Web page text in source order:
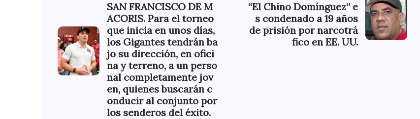
SAN FRANCISCO DE M
ACORIS. Para el torneo
que inicia en unos días,
los Gigantes tendrán ba
jo su dirección, en ofici
na y terreno, a un perso
nal completamente jov
en, quienes buscarán c
onducir al conjunto por
los senderos del éxito.
“El Chino Domínguez” e
s condenado a 19 años
de prisión por narcotrá
fico en EE. UU.